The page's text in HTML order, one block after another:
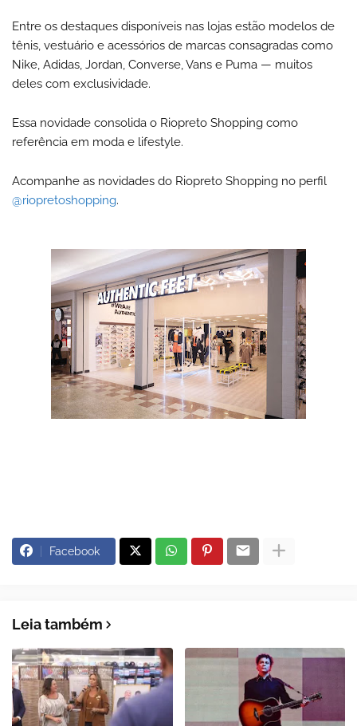
Entre os destaques disponíveis nas lojas estão modelos de
tênis, vestuário e acessórios de marcas consagradas como
Nike, Adidas, Jordan, Converse, Vans e Puma — muitos
deles com exclusividade.
Essa novidade consolida o Riopreto Shopping como
referência em moda e lifestyle.
Acompanhe as novidades do Riopreto Shopping no perfil
@riopretoshopping.
Facebook
Leia também